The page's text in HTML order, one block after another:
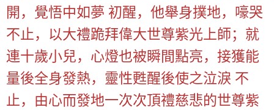
開，覺悟中如夢 初醒，他舉身撲地，嚎哭
不止，以大禮跪拜偉大世尊紫光上師；就
連十歲小兒，心燈也被瞬間點亮，接獲能
量後全身發熱，靈性甦醒後使之泣淚 不
止，由心而發地一次次頂禮慈悲的世尊紫